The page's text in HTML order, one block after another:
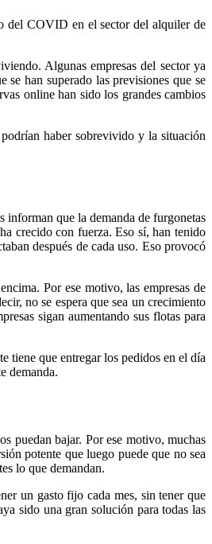
del COVID en el sector del alquiler de
Algunas empresas del sector ya
se han superado las previsiones que se
online han sido los grandes cambios
haber sobrevivido y la situación
informan que la demanda de furgonetas
crecido con fuerza. Eso sí, han tenido
después de cada uso. Eso provocó
Por ese motivo, las empresas de
no se espera que sea un crecimiento
sigan aumentando sus flotas para
tiene que entregar los pedidos en el día
demanda.
puedan bajar. Por ese motivo, muchas
potente que luego puede que no sea
lo que demandan.
un gasto fijo cada mes, sin tener que
sido una gran solución para todas las